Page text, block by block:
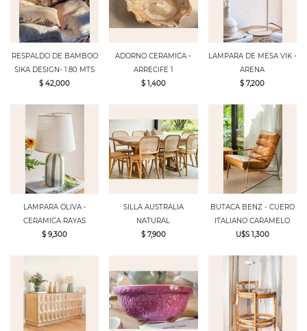
RESPALDO DE BAMBOO
SIKA DESIGN- 1.80 MTS
$ 42,000
ADORNO CERAMICA -
ARRECIFE 1
$ 1,400
LAMPARA DE MESA VIK -
ARENA
$ 7,200
LAMPARA OLIVA -
CERAMICA RAYAS
$ 9,300
SILLA AUSTRALIA
NATURAL
$ 7,900
BUTACA BENZ - CUERO
ITALIANO CARAMELO
U$S 1,300